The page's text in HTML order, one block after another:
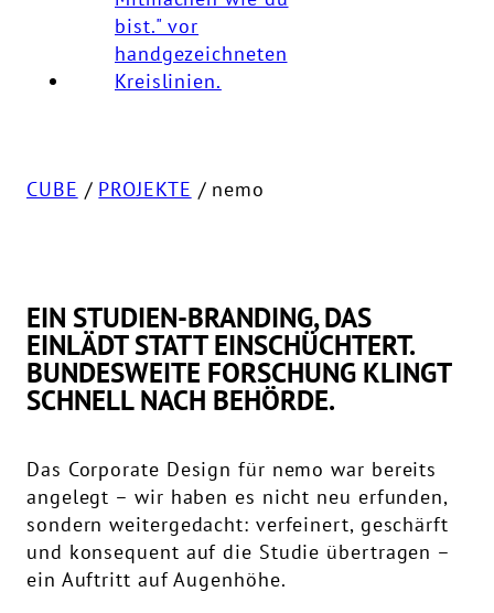
CUBE / PROJEKTE / nemo
EIN STUDIEN-BRANDING, DAS
EINLÄDT STATT EINSCHÜCHTERT.
BUNDESWEITE FORSCHUNG KLINGT
SCHNELL NACH BEHÖRDE.
Das Corporate Design für nemo war bereits
angelegt – wir haben es nicht neu erfunden,
sondern weitergedacht: verfeinert, geschärft
und konsequent auf die Studie übertragen –
ein Auftritt auf Augenhöhe.